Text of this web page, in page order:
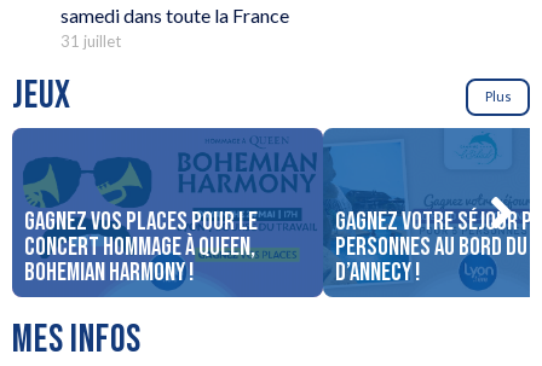
samedi dans toute la France
31 juillet
JEUX Plus
Gagnez vos places pour le
concert Hommage à Queen,
Bohemian Harmony !
Gagnez votre séjour
personnes au bord du
d’Annecy !
MES INFOS